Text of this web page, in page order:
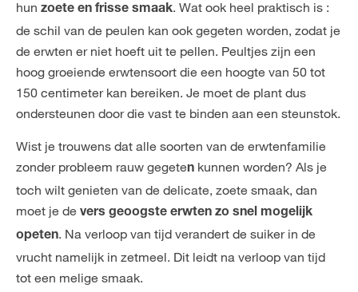
hun zoete en frisse smaak. Wat ook heel praktisch is :
de schil van de peulen kan ook gegeten worden, zodat je
de erwten er niet hoeft uit te pellen. Peultjes zijn een
hoog groeiende erwtensoort die een hoogte van 50 tot
150 centimeter kan bereiken. Je moet de plant dus
ondersteunen door die vast te binden aan een steunstok.
Wist je trouwens dat alle soorten van de erwtenfamilie
zonder probleem rauw gegeten kunnen worden? Als je
toch wilt genieten van de delicate, zoete smaak, dan
moet je de vers geoogste erwten zo snel mogelijk
opeten. Na verloop van tijd verandert de suiker in de
vrucht namelijk in zetmeel. Dit leidt na verloop van tijd
tot een melige smaak.